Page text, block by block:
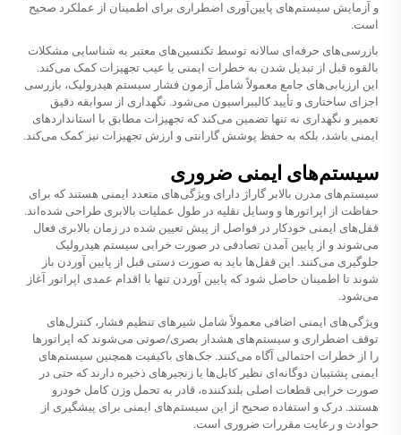
و آزمایش سیستم‌های پایین‌آوری اضطراری برای اطمینان از عملکرد صحیح
است.
بازرسی‌های حرفه‌ای سالانه توسط تکنسین‌های معتبر به شناسایی مشکلات
بالقوه قبل از تبدیل شدن به خطرات ایمنی یا عیب تجهیزات کمک می‌کند.
این ارزیابی‌های جامع معمولاً شامل آزمون فشار سیستم هیدرولیک، بازرسی
اجزای ساختاری و تأیید کالیبراسیون می‌شود. نگهداری از سوابقه دقیق
تعمیر و نگهداری نه تنها تضمین می‌کند که تجهیزات مطابق با استانداردهای
ایمنی باشد، بلکه به حفظ پوشش گارانتی و ارزش تجهیزات نیز کمک می‌کند.
سیستم‌های ایمنی ضروری
سیستم‌های مدرن بالابر گاراژ دارای ویژگی‌های متعدد ایمنی هستند که برای
حفاظت از اپراتور‌ها و وسایل نقلیه در طول عملیات بالابری طراحی شده‌اند.
قفل‌های ایمنی خودکار در فواصل از پیش تعیین شده در زمان بالابری فعال
می‌شوند و از پایین آمدن تصادفی در صورت خرابی سیستم هیدرولیک
جلوگیری می‌کنند. این قفل‌ها باید به صورت دستی قبل از پایین آوردن باز
شوند تا اطمینان حاصل شود که پایین آوردن تنها با اقدام عمدی اپراتور آغاز
می‌شود.
ویژگی‌های ایمنی اضافی معمولاً شامل شیرهای تنظیم فشار، کنترل‌های
توقف اضطراری و سیستم‌های هشدار بصری/صوتی می‌شوند که اپراتورها
را از خطرات احتمالی آگاه می‌کنند. جک‌های باکیفیت همچنین سیستم‌های
ایمنی پشتیبان دوگانه‌ای نظیر کابل‌ها یا زنجیرهای ذخیره دارند که حتی در
صورت خرابی قطعات اصلی بلندکننده، قادر به تحمل وزن کامل خودرو
هستند. درک و استفاده صحیح از این سیستم‌های ایمنی برای پیشگیری از
حوادث و رعایت مقررات ضروری است.